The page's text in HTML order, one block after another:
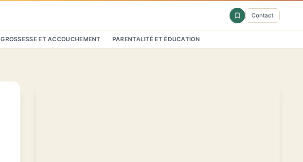
Contact
GROSSESSE ET ACCOUCHEMENT PARENTALITÉ ET ÉDUCATION